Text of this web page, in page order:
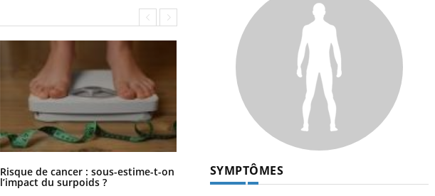
Risque de cancer : sous-estime-t-on
l’impact du surpoids ?
Régimes cétogènes : un risque de
cancer de l’intestin grêle
SYMPTÔMES